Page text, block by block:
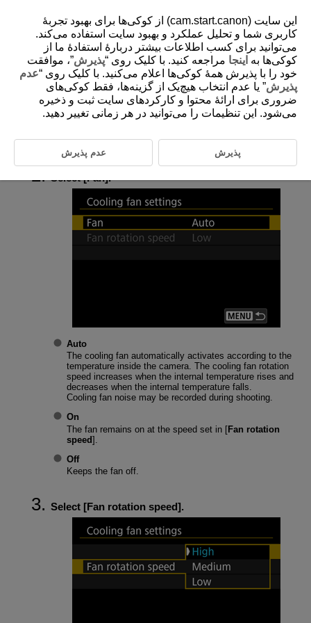
D292-183
Cooling Fan Settings
You can run the cooling fan to exhaust the heat inside the camera.
Select [ :Cooling fan settings
).
Select [Fan].
Auto
The cooling fan automatically activates according to the
temperature inside the camera. The cooling fan rotation
speed increases when the internal temperature rises and
decreases when the internal temperature falls.
Cooling fan noise may be recorded during shooting.
On
The fan remains on at the speed set in [Fan rotation
speed].
Off
Keeps the fan off.
Select [Fan rotation speed].
این سایت (cam.start.canon) از کوکی‌ها برای بهبود تجربۀ
کاربری شما و تحلیل عملکرد و بهبود سایت استفاده می‌کند.
می‌توانید برای کسب اطلاعات بیشتر دربارۀ استفادۀ ما از
کوکی‌ها به اینجا مراجعه کنید. با کلیک روی “پذیرش”، موافقت
خود را با پذیرش همۀ کوکی‌ها اعلام می‌کنید. با کلیک روی “عدم
پذیرش” یا عدم انتخاب هیچ‌یک از گزینه‌ها، فقط کوکی‌های
ضروری برای ارائۀ محتوا و کارکردهای سایت ثبت و ذخیره
می‌شود. این تنظیمات را می‌توانید در هر زمانی تغییر دهید.
پذیرش عدم پذیرش